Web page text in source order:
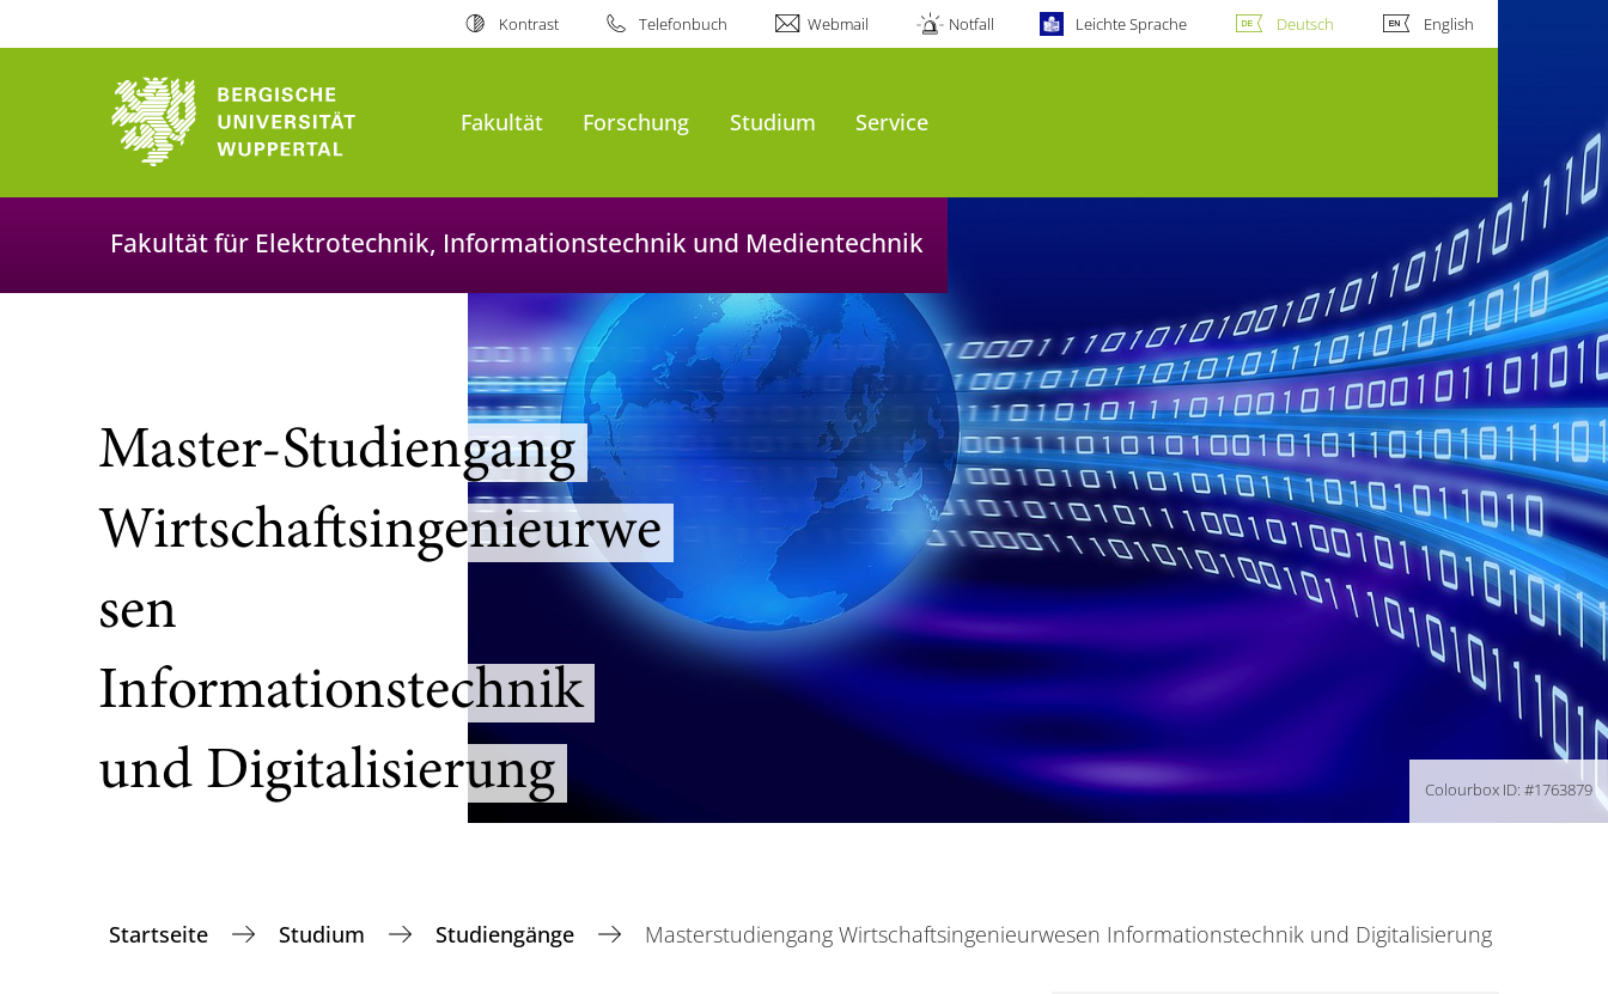
Kontrast Telefonbuch Webmail Notfall Leichte Sprache Deutsch English
Fakultät Forschung Studium Service
Fakultät für Elektrotechnik, Informationstechnik und Medientechnik
Colourbox ID: #1763879
Master-Studiengang
Wirtschaftsingenieurwe
sen
Informationstechnik
und Digitalisierung
Startseite Studium Studiengänge Masterstudiengang Wirtschaftsingenieurwesen Informationstechnik und Digitalisierung